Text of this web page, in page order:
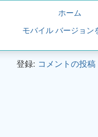
ホーム
モバイル バージョン
登録: コメントの投